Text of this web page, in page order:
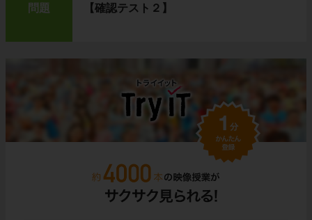
問題 【確認テスト２】